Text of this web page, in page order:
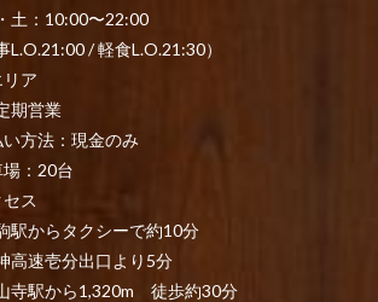
土：10:00〜22:00
L.O.21:00 / 軽食L.O.21:30）
ア
期営業
い方法：現金のみ
：20台
ス
駅からタクシーで約10分
高速壱分出口より5分
寺駅から1,320m 徒歩約30分